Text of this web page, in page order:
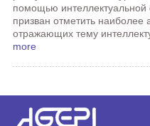
помощью интеллектуальной
призван отметить наиболее
отражающих тему
more